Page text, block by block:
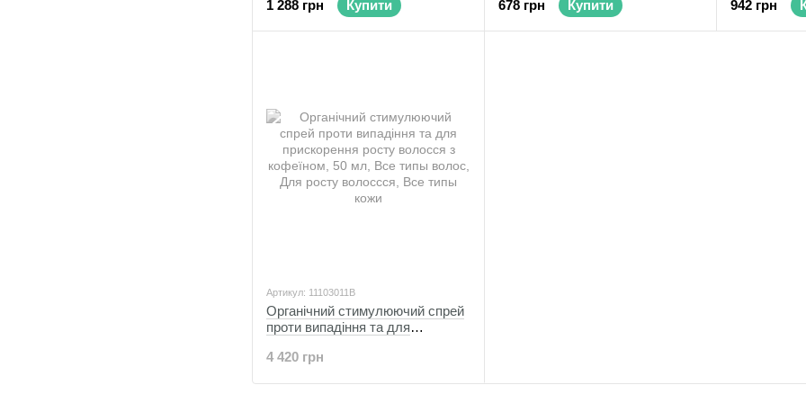
1 288 грн
Купити 678 грн Купити
942 грн
Артикул: 11103011B
Органічний стимулюючий спрей
проти випадіння та для
кофеїном
4 420 грн